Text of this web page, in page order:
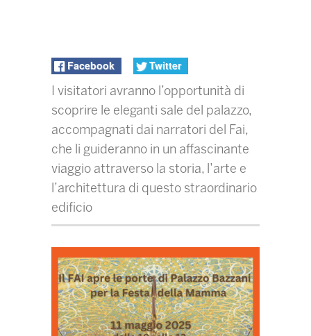
Facebook Twitter
I visitatori avranno l’opportunità di
scoprire le eleganti sale del palazzo,
accompagnati dai narratori del Fai,
che li guideranno in un affascinante
viaggio attraverso la storia, l’arte e
l’architettura di questo straordinario
edificio